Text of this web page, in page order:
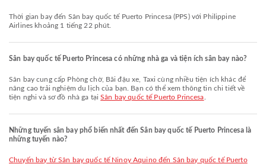
Thời gian bay đến Sân bay quốc tế Puerto Princesa (PPS) với Philippine
Airlines khoảng 1 tiếng 22 phút.
Sân bay quốc tế Puerto Princesa có những nhà ga và tiện ích sân bay nào?
Sân bay cung cấp Phòng chờ, Bãi đậu xe, Taxi cùng nhiều tiện ích khác để
nâng cao trải nghiệm du lịch của bạn. Bạn có thể xem thông tin chi tiết về
tiện nghi và sơ đồ nhà ga tạiSân bay quốc tế Puerto Princesa
Những tuyến sân bay phổ biến nhất đến Sân bay quốc tế Puerto Princesa là
những tuyến nào?
chuyến bay từ Sân bay quốc tế Ninoy Aquino đến Sân bay quốc tế Puerto